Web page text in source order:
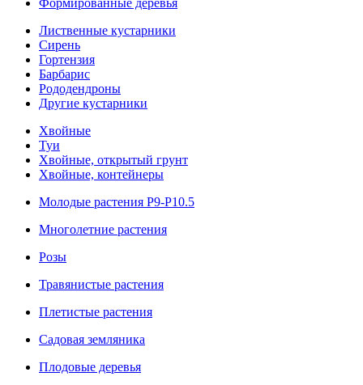
Формированные деревья
Лиственные кустарники
Cирень
Гортензия
Барбарис
Рододендроны
Другие кустарники
Хвойные
Туи
Хвойные, открытый грунт
Хвойные, контейнеры
Молодые растения Р9-Р10.5
Многолетние растения
Розы
Травянистые растения
Плетистые растения
Садовая земляника
Плодовые деревья